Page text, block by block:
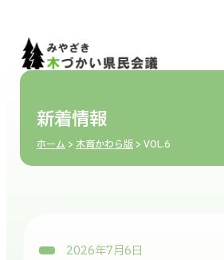
新着情報
ホーム > 木育かわら版 >VOL.6
2026年7月6日